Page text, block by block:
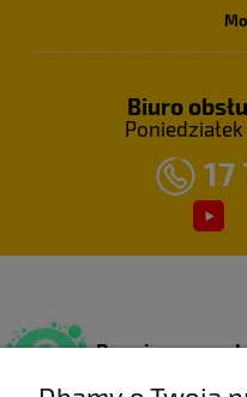
Biuro
17
Bezpieczne